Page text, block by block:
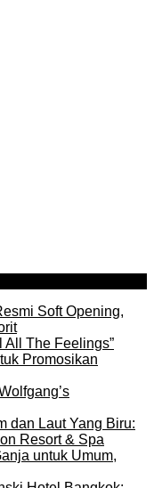
Soft Opening,
All The Feelings”
Promosikan
dan Laut Yang Biru:
Resort & Spa
untuk Umum,